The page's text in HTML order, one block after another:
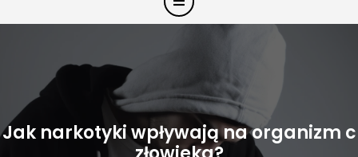
Jak narkotyki wpływają na organizm c